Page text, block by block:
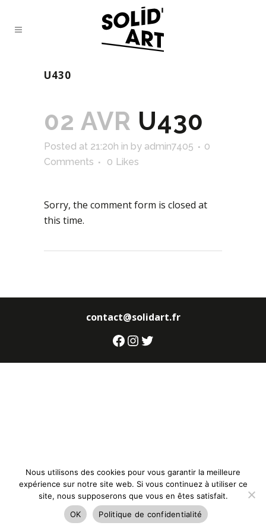
U430
02 AVR U430
Posted at 21:20h in by admin7405
0
Comments
0 Likes
Sorry, the comment form is closed at
this time.
contact@solidart.fr
Facebook
Instagram
Twitter
Nous utilisons des cookies pour vous garantir la meilleure
expérience sur notre site web. Si vous continuez à utiliser ce
site, nous supposerons que vous en êtes satisfait.
OK
Politique de confidentialité